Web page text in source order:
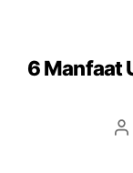
6 Manfaat